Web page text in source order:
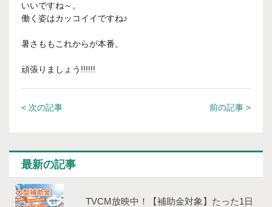
いいですね～。
働く姿はカッコイイですね♪
暑さももこれからが本番。
頑張りましょう!!!!!!
< 次の記事 前の記事 >
最新の記事
TVCM放映中！【補助⾦対象】たった1⽇